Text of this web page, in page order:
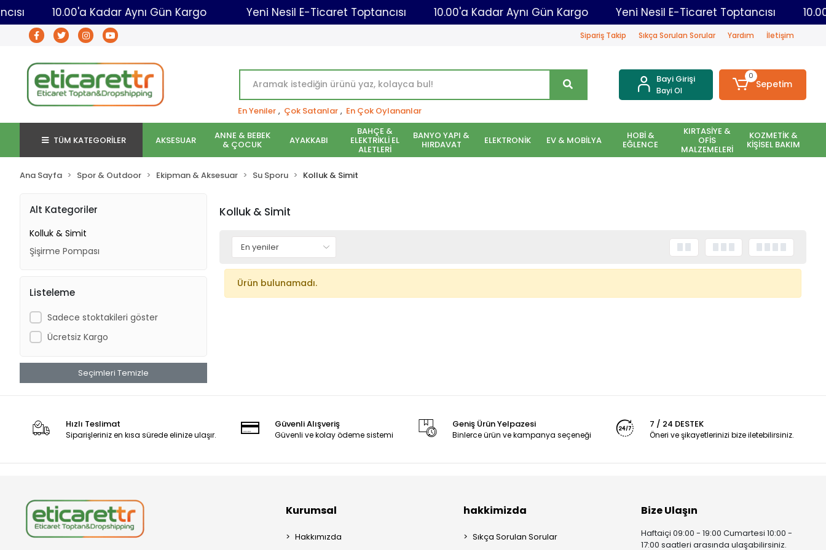
10.00'a Kadar Aynı Gün Kargo Yeni Nesil E-Ticaret Toptancısı 10.00'a Kadar Aynı Gün Kargo Yeni Nesil E-Ticaret Toptancısı
Sipariş Takip Sıkça Sorulan Sorular Yardım İletişim
En Yeniler , Çok Satanlar , En Çok Oylananlar
Bayi Girişi
Bayi Ol
0
Sepetim
TÜM KATEGORİLER AKSESUAR ANNE & BEBEK
& ÇOCUK AYAKKABI
BAHÇE &
ELEKTRİKLİ EL
ALETLERİ
BANYO YAPI &
HIRDAVAT ELEKTRONİK EV & MOBİLYA HOBİ &
EĞLENCE
KIRTASİYE &
OFİS
MALZEMELERİ
KOZMETİK &
KİŞİSEL BAKIM
Ana Sayfa Spor & Outdoor Ekipman & Aksesuar Su Sporu Kolluk & Simit
Alt Kategoriler
Kolluk & Simit
Şişirme Pompası
Listeleme
Sadece stoktakileri göster
Ücretsiz Kargo
Seçimleri Temizle
Kolluk & Simit
Ürün bulunamadı.
Hızlı Teslimat
Siparişleriniz en kısa sürede elinize ulaşır.
Güvenli Alışveriş
Güvenli ve kolay ödeme sistemi
Geniş Ürün Yelpazesi
Binlerce ürün ve kampanya seçeneği
7 / 24 DESTEK
Öneri ve şikayetlerinizi bize iletebilirsiniz.
Kurumsal
Hakkımızda
hakkimizda
Sıkça Sorulan Sorular
Bize Ulaşın
Haftaiçi 09:00 - 19:00 Cumartesi 10:00 -
17:00 saatleri arasında ulaşabilirsiniz.